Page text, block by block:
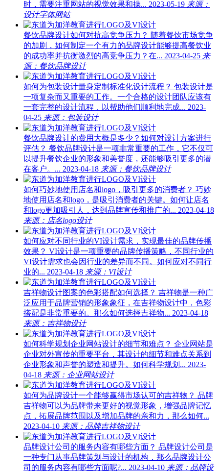
时，需要注重网站的视觉效果和操... 2023-05-19 来源：
设计字体网站
餐饮品牌设计如何对抗高竞争压力？ 随着餐饮市场竞争
的加剧，如何制定一个有力的品牌设计能够提高餐饮业
的成功率并抗衡激烈的高竞争压力？在... 2023-04-25 来
源：餐饮品牌设计
如何为包装设计量身定制标准化设计流程？ 包装设计是
一项复杂而又重要的工作。一个合格的设计团队应该有
一套完整的设计流程，以帮助他们顺利地完成... 2023-
04-25 来源：包装设计
餐饮品牌设计的费用大概是多少？如何对设计方案进行
评估？ 餐饮品牌设计是一项非常重要的工作，它不仅可
以提升餐饮企业的形象和美誉度，还能够吸引更多的潜
在客户。... 2023-04-18 来源：餐饮品牌设计
如何巧妙地使用店名和logo，吸引更多的消费者？ 巧妙
地使用店名和logo，是吸引消费者的关键。如何让店名
和logo更加吸引人，达到品牌宣传和推广的... 2023-04-18
来源：店名logo设计
如何应对不同行业的VI设计需求，实现最佳的品牌传播
效果？ VI设计是一项重要的品牌传播策略，不同行业的
VI设计需求也会因行业的差异而不同。如何应对不同行
业的... 2023-04-18 来源：VI设计
吉祥物设计图案的色彩搭配如何选择？ 吉祥物是一种广
泛应用于品牌营销的形象象征，在吉祥物设计中，色彩
搭配是非常重要的。那么如何选择吉祥物... 2023-04-18
来源：吉祥物设计
如何科学规划企业网站设计的细节和难点？ 企业网站是
企业对外宣传的重要平台，其设计的细节和难点关系到
企业形象和声誉的塑造和提升。如何科学规划... 2023-
04-18 来源：企业网站设计
如何为品牌设计一个能够赢得市场认可的吉祥物？ 品牌
吉祥物可以为品牌带来更好的视觉形象，增强品牌记忆
点，拓展品牌范围以及增加品牌的亲和力，那么如何...
2023-04-10 来源：品牌吉祥物设计
品牌设计公司的服务内容有哪些方面？ 品牌设计公司是
一种专门从事品牌策划与设计的机构，那么品牌设计公
司的服务内容有哪些方面呢?... 2023-04-10 来源：品牌设